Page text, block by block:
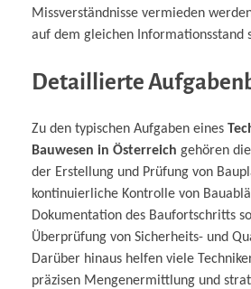
Missverständnisse vermieden
auf dem gleichen Informationsstand
Detaillierte
Zu den typischen Aufgaben eines
Bauwesen in Österreich gehören
der Erstellung und Prüfung von
kontinuierliche Kontrolle von
Dokumentation des Baufortschritts
Überprüfung von Sicherheits- und
Darüber hinaus helfen viele
präzisen Mengenermittlung und